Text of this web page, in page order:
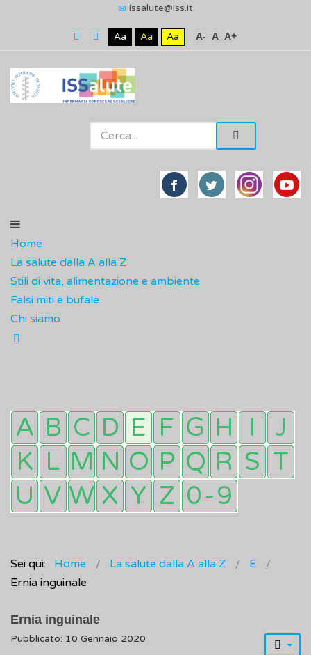
issalute@iss.it
Aa Aa Aa A- A A+
Home
La salute dalla A alla Z
Stili di vita, alimentazione e ambiente
Falsi miti e bufale
Chi siamo
Sei qui: Home La salute dalla A alla Z
E
Ernia inguinale
Ernia inguinale
Pubblicato: 10 Gennaio 2020